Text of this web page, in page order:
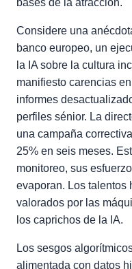
bases de la atracción.
Considere una
banco europeo, un
la IA sobre la cultura
manifiesto carencias
informes
perfiles sénior. La
una campaña
25% en seis meses.
monitoreo, sus
evaporan. Los talentos
valorados por las
los caprichos de la IA.
Los sesgos
alimentada con datos